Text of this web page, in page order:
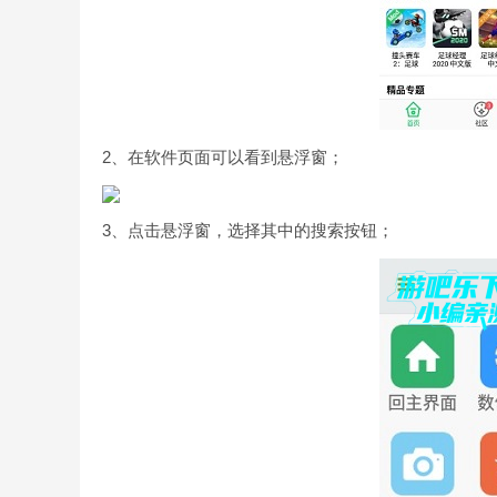
2、在软件页面可以看到悬浮窗；
3、点击悬浮窗，选择其中的搜索按钮；